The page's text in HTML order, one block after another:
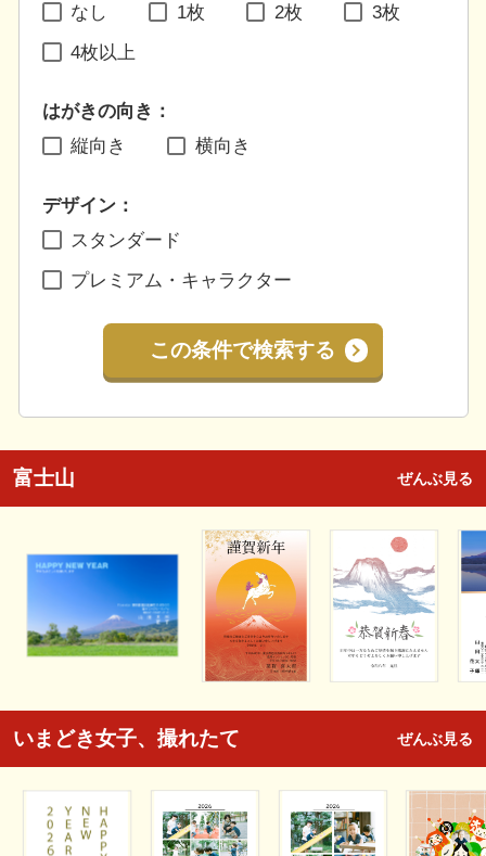
なし
1枚 2枚 3枚
4枚以上
はがきの向き：
縦向き
横向き
デザイン：
スタンダード
プレミアム・キャラクター
この条件で検索する
富士山 ぜんぶ見る
いまどき女子、撮れたて ぜんぶ見る